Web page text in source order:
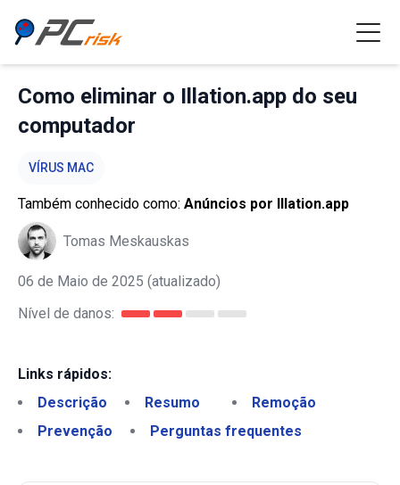
Como eliminar o Illation.app do seu
computador
VÍRUS MAC
Também conhecido como: Anúncios por Illation.app
Tomas Meskauskas
06 de Maio de 2025 (atualizado)
Nível de danos:
Links rápidos:
Descrição
Resumo
Remoção
Prevenção
Perguntas frequentes